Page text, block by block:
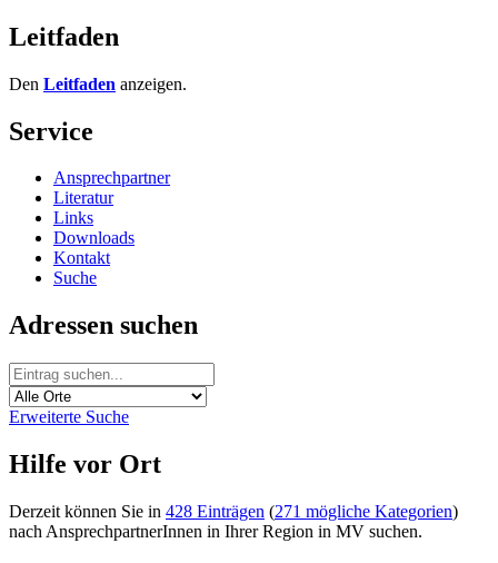
Leitfaden
Den Leitfaden anzeigen.
Service
Ansprechpartner
Literatur
Links
Downloads
Kontakt
Suche
Adressen suchen
Erweiterte Suche
Hilfe vor Ort
Derzeit können Sie in 428 Einträgen (271 mögliche Kategorien)
nach AnsprechpartnerInnen in Ihrer Region in MV suchen.